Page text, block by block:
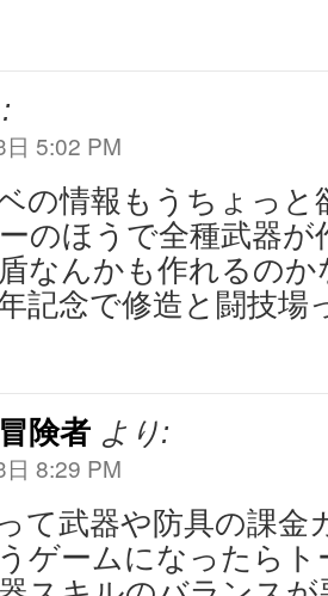
5:02 PM
の情報もうちょっ
のほうで全種武器が
なんかも作れるのか
記念で修造と闘技
険者 より:
8:29 PM
て武器や防具の課金
ゲームになったら